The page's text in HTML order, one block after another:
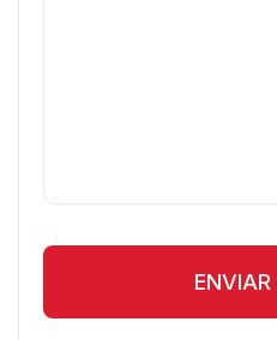
ENVIAR